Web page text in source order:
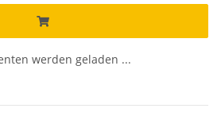
werden geladen ...